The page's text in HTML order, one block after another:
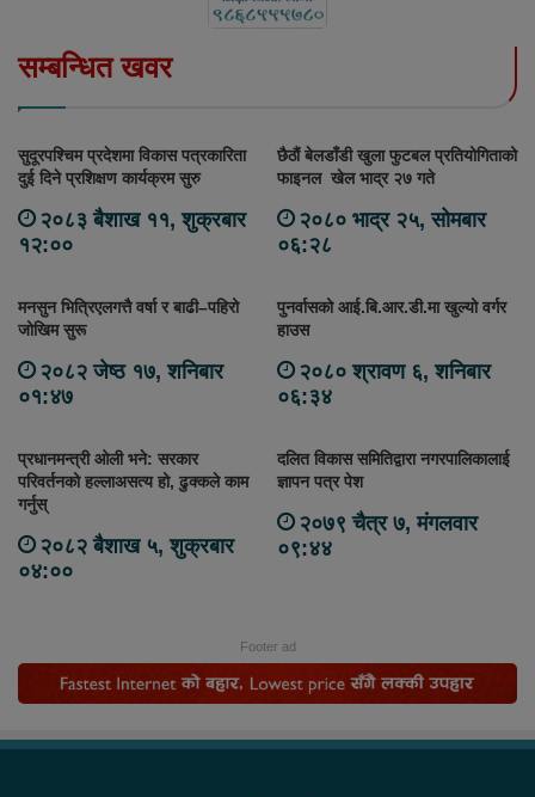
सम्बन्धित खवर
सुदूरपश्चिम प्रदेशमा विकास पत्रकारिता
दुई दिने प्रशिक्षण कार्यक्रम सुरु
२०८३ बैशाख ११, शुक्रबार
१२:००
छैठौं बेलडाँडी खुला फुटबल प्रतियोगिताको
फाइनल खेल भाद्र २७ गते
२०८० भाद्र २५, सोमबार
०६:२८
मनसुन भित्रिएलगत्तै वर्षा र बाढी–पहिरो
जोखिम सुरू
२०८२ जेष्ठ १७, शनिबार
०१:४७
पुनर्वासको आई.बि.आर.डी.मा खुल्यो वर्गर
हाउस
२०८० श्रावण ६, शनिबार
०६:३४
प्रधानमन्त्री ओली भने: सरकार
परिवर्तनको हल्लाअसत्य हो, ढुक्कले काम
गर्नुस्
२०८२ बैशाख ५, शुक्रबार
०४:००
दलित विकास समितिद्वारा नगरपालिकालाई
ज्ञापन पत्र पेश
२०७९ चैत्र ७, मंगलवार
०९:४४
Footer ad